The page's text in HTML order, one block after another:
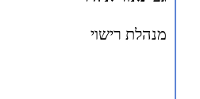
מנהלת רישוי